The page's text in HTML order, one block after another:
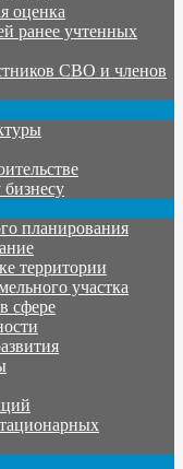
оценка
ранее учтенных
СВО и членов
планирования
территории
участка
сфере